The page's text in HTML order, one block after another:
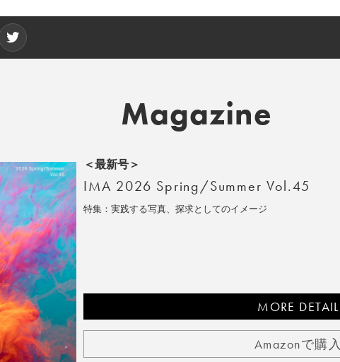
Magazine
＜最新号＞
IMA 2026 Spring/Summer Vol.45
特集：実践する写真、探求としてのイメージ
MORE DETAIL
Amazonで購入